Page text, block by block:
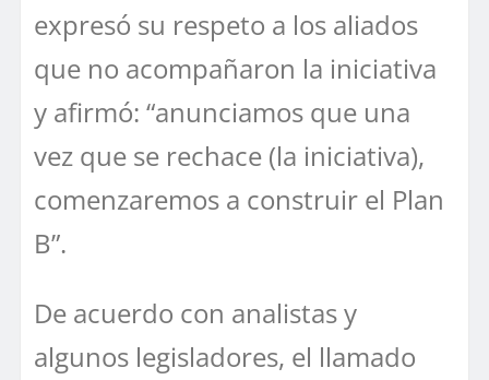
expresó su respeto a los aliados
que no acompañaron la iniciativa
y afirmó: “anunciamos que una
vez que se rechace (la iniciativa),
comenzaremos a construir el Plan
B”.
De acuerdo con analistas y
algunos legisladores, el llamado